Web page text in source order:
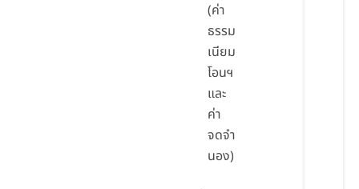
(ค่า
ธรรม
เนียม
โอนฯ
และ
ค่า
จดจำ
นอง)